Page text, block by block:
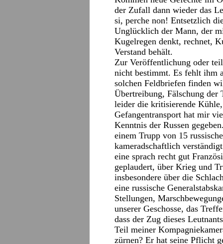
der Zufall dann wieder das
si, perche non! Entsetzlich
Unglücklich der Mann, der
Kugelregen denkt, rechnet,
Verstand behält.
Zur Veröffentlichung oder
nicht bestimmt. Es fehlt ihm
solchen Feldbriefen finden
Übertreibung, Fälschung der
leider die kritisierende
Gefangentransport hat mir
Kenntnis der Russen
einem Trupp von 15
kameradschaftlich
eine sprach recht gut
geplaudert, über Krieg und
insbesondere über die
eine russische
Stellungen,
unserer Geschosse, das
dass der Zug dieses
Teil meiner
zürnen? Er hat seine Pflicht